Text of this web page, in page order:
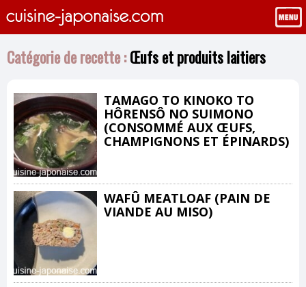
Catégorie de recette :Œufs et produits laitiers
TAMAGO TO KINOKO TO
HÔRENSÔ NO SUIMONO
(CONSOMMÉ AUX ŒUFS,
CHAMPIGNONS ET ÉPINARDS)
WAFÛ MEATLOAF (PAIN DE
VIANDE AU MISO)